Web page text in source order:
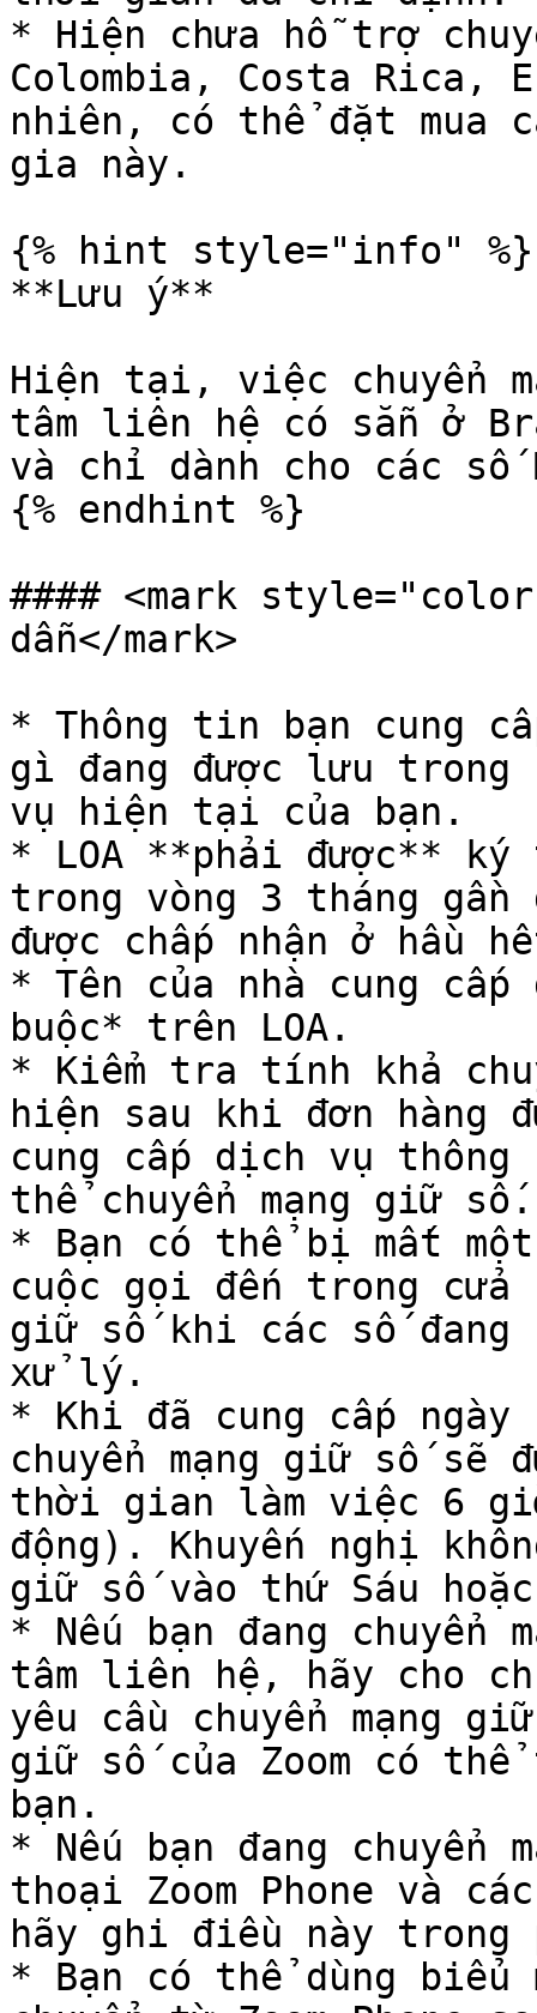
* Hiện chưa hỗ trợ
Colombia, Costa Rica,
nhiên, có thể đặt mua
gia này.
{% hint style="info" %}
**Lưu ý**
Hiện tại, việc chuyển
tâm liên hệ có sẵn ở
và chỉ dành cho các số
{% endhint %}
#### <mark
dẫn</mark>
* Thông tin bạn cung
gì đang được lưu trong
vụ hiện tại của bạn.
* LOA **phải được**
trong vòng 3 tháng gần
được chấp nhận ở hầu
* Tên của nhà cung
buộc* trên LOA.
* Kiểm tra tính khả
hiện sau khi đơn hàng
cung cấp dịch vụ
thể chuyển mạng giữ số.
* Bạn có thể bị mất
cuộc gọi đến trong cửa
giữ số khi các số đang
xử lý.
* Khi đã cung cấp ngày
chuyển mạng giữ số sẽ
thời gian làm việc 6
động). Khuyến nghị
giữ số vào thứ Sáu
* Nếu bạn đang chuyển
tâm liên hệ, hãy cho
yêu cầu chuyển mạng
giữ số của Zoom có
bạn.
* Nếu bạn đang chuyển
thoại Zoom Phone và
hãy ghi điều này trong
* Bạn có thể dùng biểu